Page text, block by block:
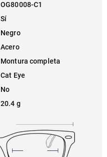
OG80008-C1
Sí
Negro
Acero
Montura completa
Cat Eye
No
20.4 g